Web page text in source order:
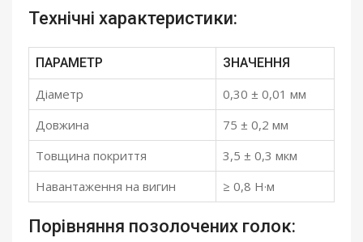
Технічні характеристики:
ПАРАМЕТР ЗНАЧЕННЯ
Діаметр
0,30 ± 0,01 мм
Довжина
75 ± 0,2 мм
Товщина покриття
3,5 ± 0,3 мкм
Навантаження на вигин
≥ 0,8 Н·м
Порівняння позолочених голок: